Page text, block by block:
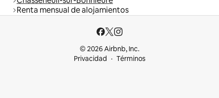
Renta mensual de alojamientos
© 2026 Airbnb, Inc.
Privacidad
Términos